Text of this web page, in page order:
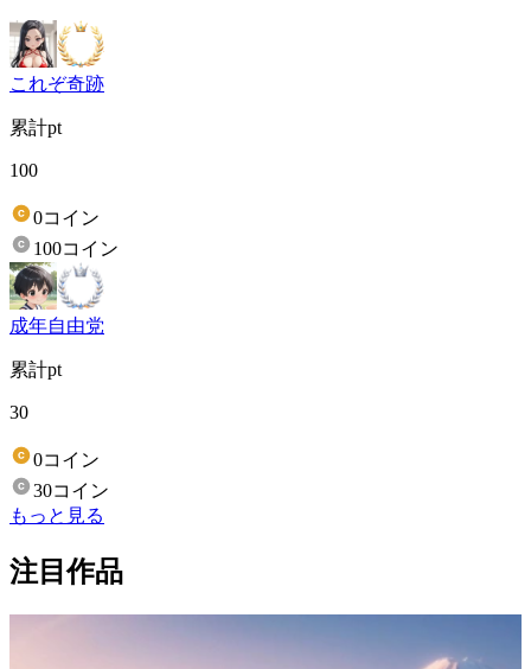
これぞ奇跡
累計pt
100
0コイン
100コイン
成年自由党
累計pt
30
0コイン
30コイン
もっと見る
注目作品